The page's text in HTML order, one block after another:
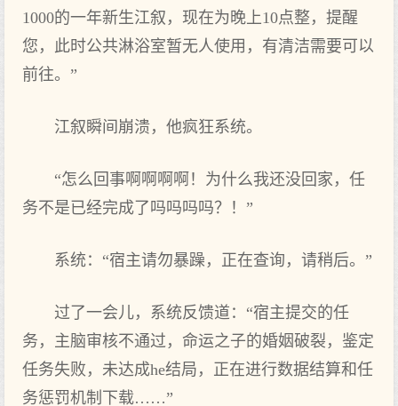
1000的一年新生江叙，现在为晚上10点整，提醒
您，此时公共淋浴室暂无人使用，有清洁需要可以
前往。”
江叙瞬间崩溃，他疯狂系统。
“怎么回事啊啊啊啊！为什么我还没回家，任
务不是已经完成了吗吗吗吗？！”
系统：“宿主请勿暴躁，正在查询，请稍后。”
过了一会儿，系统反馈道：“宿主提交的任
务，主脑审核不通过，命运之子的婚姻破裂，鉴定
任务失败，未达成he结局，正在进行数据结算和任
务惩罚机制下载……”